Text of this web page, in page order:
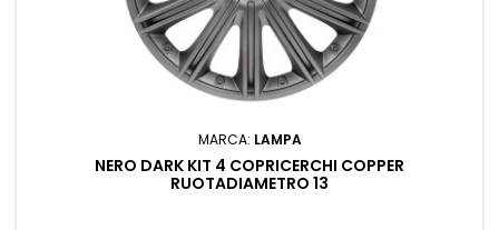
MARCA: LAMPA
NERO DARK KIT 4 COPRICERCHI COPPER
RUOTADIAMETRO 13